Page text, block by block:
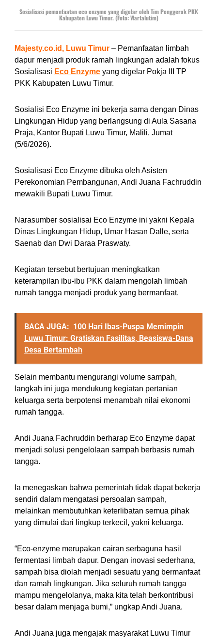
Sosialisasi pemanfaatan eco enzyme yang digelar oleh Tim Penggerak PKK
Kabupaten Luwu Timur. (Foto: Wartalutim)
Majesty.co.id, Luwu Timur – Pemanfaatan limbah
dapur menjadi produk ramah lingkungan adalah fokus
Sosialisasi Eco Enzyme yang digelar Pokja III TP
PKK Kabupaten Luwu Timur.
Sosialisi Eco Enzyme ini bekerja sama dengan Dinas
Lingkungan Hidup yang berlangsung di Aula Sasana
Praja, Kantor Bupati Luwu Timur, Malili, Jumat
(5/6/2026).
Sosialisasi Eco Enzyme dibuka oleh Asisten
Perekonomian Pembangunan, Andi Juana Fachruddin
mewakili Bupati Luwu Timur.
Narasumber sosialisai Eco Enzyme ini yakni Kepala
Dinas Lingkungan Hidup, Umar Hasan Dalle, serta
Saenab dan Dwi Daraa Praswaty.
Kegiatan tersebut bertujuan meningkatkan
keterampilan ibu-ibu PKK dalam mengolah limbah
rumah tangga menjadi produk yang bermanfaat.
BACA JUGA: 100 Hari Ibas-Puspa Memimpin
Luwu Timur: Gratiskan Fasilitas, Beasiswa-Dana
Desa Bertambah
Selain membantu mengurangi volume sampah,
langkah ini juga mendukung kegiatan pertanian
keluarga serta berpotensi menambah nilai ekonomi
rumah tangga.
Andi Juana Fachruddin berharap Eco Enzyme dapat
menjadi solusi pengelolaan sampah berbasis rumah
tangga.
Ia menegaskan bahwa pemerintah tidak dapat bekerja
sendiri dalam mengatasi persoalan sampah,
melainkan membutuhkan keterlibatan semua pihak
yang dimulai dari lingkup terkecil, yakni keluarga.
“Eco-enzyme merupakan cairan serbaguna hasil
fermentasi limbah dapur. Dengan inovasi sederhana,
sampah bisa diolah menjadi sesuatu yang bermanfaat
dan ramah lingkungan. Jika seluruh rumah tangga
mampu mengelolanya, maka kita telah berkontribusi
besar dalam menjaga bumi,” ungkap Andi Juana.
Andi Juana juga mengajak masyarakat Luwu Timur